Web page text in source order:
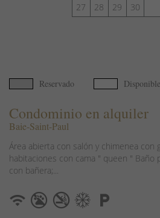
27
28 29 30
Reservado Disponible
Condominio en alquiler
Baie-Saint-Paul
Área abierta con salón y chimenea con
habitaciones con cama " queen " Baño
con bañera;...